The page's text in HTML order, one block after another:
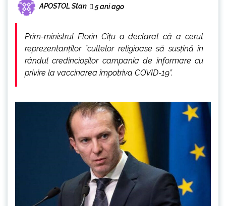
APOSTOL Stan 5 ani ago
Prim-ministrul Florin Cîţu a declarat că a cerut
reprezentanților ”cultelor religioase să susțină în
rândul credincioșilor campania de informare cu
privire la vaccinarea împotriva COVID-19”.